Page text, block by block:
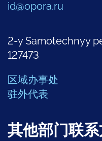
id@opora.ru
2-y Samotechnyy
127473
区域办事处
驻外代表
其他部门联